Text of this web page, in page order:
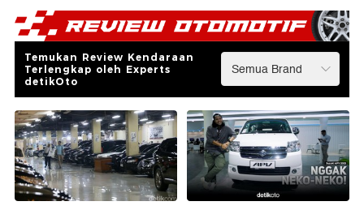
Temukan Review Kendaraan
Terlengkap oleh Experts
detikOto